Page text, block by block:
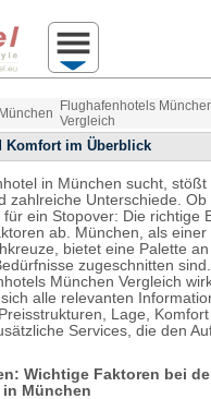
München
Flughafenhotels
Vergleich
Komfort im Überblick
in München sucht, stößt
zahlreiche Unterschiede.
ein Stopover: Die richtige
ab. München, als
bietet eine Palette
zugeschnitten
München Vergleich
alle relevanten
Lage,
Services, die den
Wichtige Faktoren bei
München